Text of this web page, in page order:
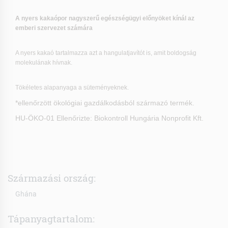
A nyers kakaópor nagyszerű egészségügyi előnyöket kínál az
emberi szervezet számára
A nyers kakaó tartalmazza azt a hangulatjavítót is, amit boldogság
molekulának hívnak.
Tökéletes alapanyaga a süteményeknek.
*ellenőrzött ökológiai gazdálkodásból származó termék.
HU-ÖKO-01 Ellenőrizte: Biokontroll Hungária Nonprofit Kft.
Származási ország:
Ghána
Tápanyagtartalom: